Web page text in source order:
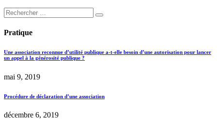
Pratique
Une association reconnue d’utilité publique a-t-elle besoin d’une autorisation pour lancer
un appel à la générosité publique ?
mai 9, 2019
Procédure de déclaration d’une association
décembre 6, 2019